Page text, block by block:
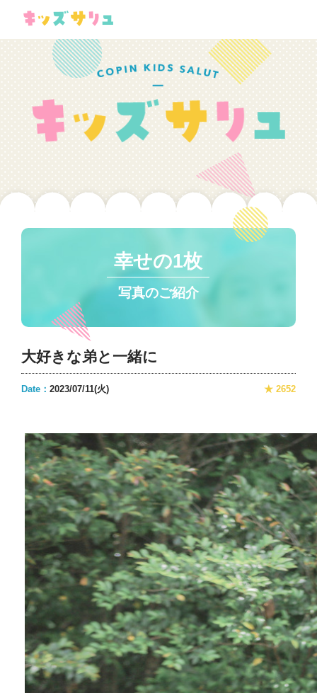
幸せの1枚
写真のご紹介
大好きな弟と一緒に
Date：2023/07/11(火) ★ 2652